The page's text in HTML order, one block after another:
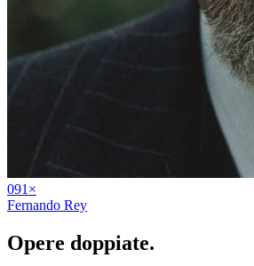
091 ×
Fernando Rey
Opere doppiate.